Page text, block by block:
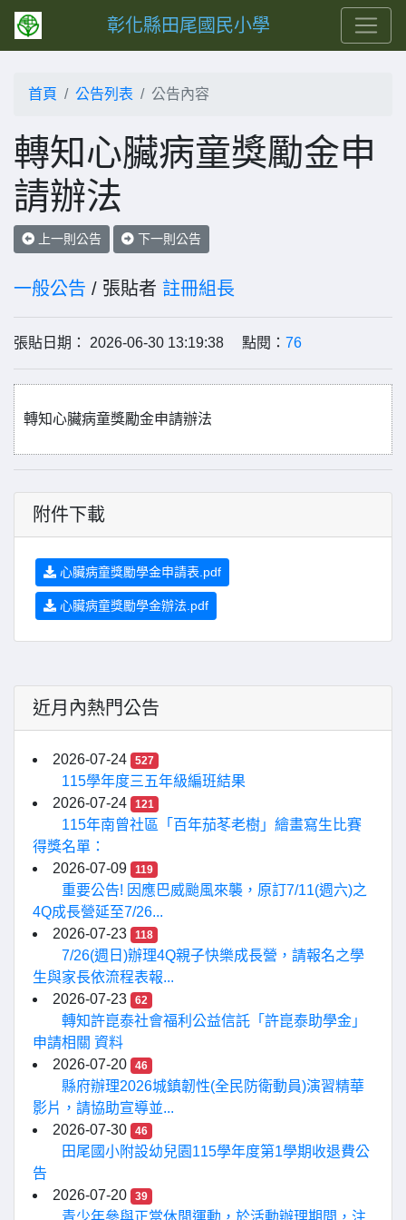
彰化縣田尾國民小學
首頁 公告列表 公告內容
轉知心臟病童獎勵金申
請辦法
上一則公告 下一則公告
一般公告 / 張貼者 註冊組長
張貼日期： 2026-06-30 13:19:38 點閱： 76
轉知心臟病童獎勵金申請辦法
附件下載
心臟病童獎勵學金申請表.pdf
心臟病童獎勵學金辦法.pdf
近月內熱門公告
2026-07-24 527
115學年度三五年級編班結果
2026-07-24
121
115年南曾社區「百年茄苳老樹」繪畫寫生比賽
得獎名單：
2026-07-09
119
重要公告! 因應巴威颱風來襲，原訂7/11(週六)之
4Q成長營延至7/26...
2026-07-23
118
7/26(週日)辦理4Q親子快樂成長營，請報名之學
生與家長依流程表報...
2026-07-23
62
轉知許崑泰社會福利公益信託「許崑泰助學金」
申請相關 資料
2026-07-20
46
縣府辦理2026城鎮韌性(全民防衛動員)演習精華
影片，請協助宣導並...
2026-07-30
46
田尾國小附設幼兒園115學年度第1學期收退費公
告
2026-07-20
39
青少年參與正當休閒運動，於活動辦理期間，注